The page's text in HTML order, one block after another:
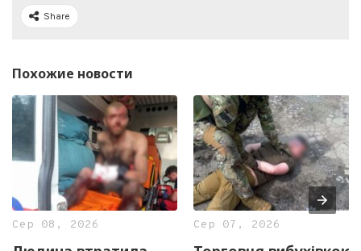
Share
Похожие новости
Сер 08, 2026 Сер 07, 2026